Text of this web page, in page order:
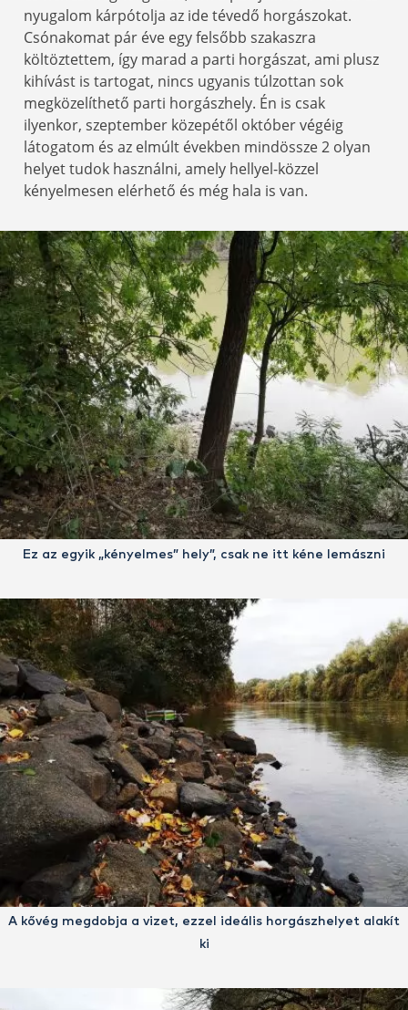
nyugalom kárpótolja az ide tévedő horgászokat.
Csónakomat pár éve egy felsőbb szakaszra
költöztettem, így marad a parti horgászat, ami plusz
kihívást is tartogat, nincs ugyanis túlzottan sok
megközelíthető parti horgászhely. Én is csak
ilyenkor, szeptember közepétől október végéig
látogatom és az elmúlt években mindössze 2 olyan
helyet tudok használni, amely hellyel-közzel
kényelmesen elérhető és még hala is van.
Ez az egyik „kényelmes” hely”, csak ne itt kéne lemászni
A kővég megdobja a vizet, ezzel ideális horgászhelyet alakít
ki